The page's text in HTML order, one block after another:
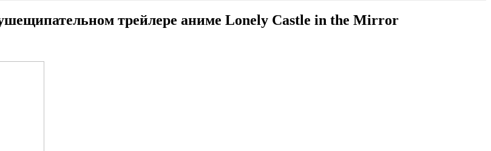
трейлере аниме Lonely Castle in the Mirror